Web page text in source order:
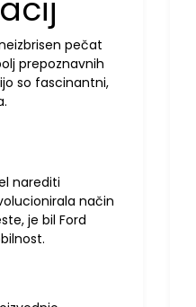
pečat
prepoznavnih
so fascinantni,
narediti
način
je bil Ford